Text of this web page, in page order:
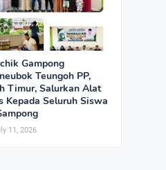
Gampong
Teungoh PP,
Timur, Salurkan Alat
Kepada Seluruh Siswa
11, 2026